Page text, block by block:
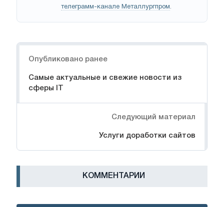
телеграмм-канале Металлургпром.
Опубликовано ранее
Самые актуальные и свежие новости из
сферы IT
Следующий материал
Услуги доработки сайтов
КОММЕНТАРИИ